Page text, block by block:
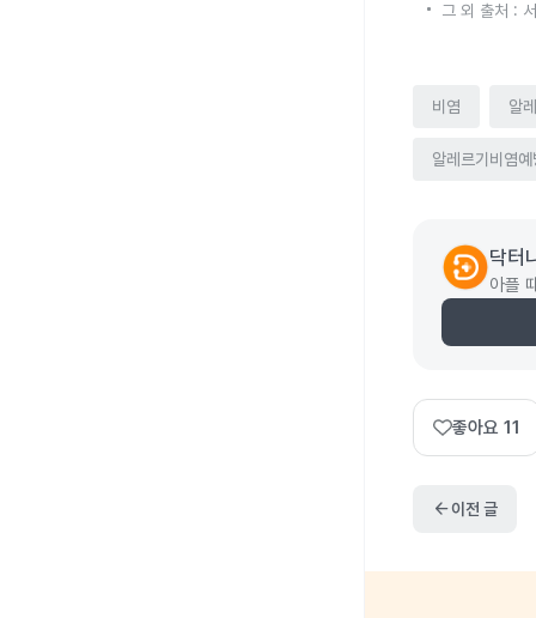
그 외 출처 :
비염 알
알레르기비염예
닥터
아플
좋아요 11
arrow_back이전 글